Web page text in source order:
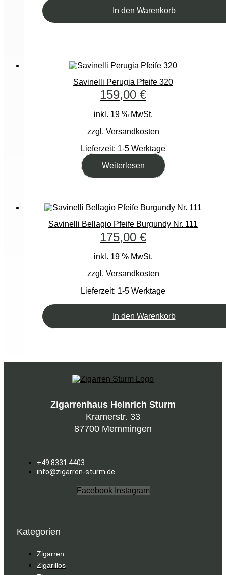
In den Warenkorb
Savinelli Perugia Pfeife 320
159,00 €
inkl. 19 % MwSt.
zzgl. Versandkosten
Lieferzeit: 1-5 Werktage
Weiterlesen
Savinelli Bellagio Pfeife Burgundy Nr. 111
175,00 €
inkl. 19 % MwSt.
zzgl. Versandkosten
Lieferzeit: 1-5 Werktage
In den Warenkorb
Zigarrenhaus Heinrich Sturm
Kramerstr. 33
87700 Memmingen
+49 8331 4403
info@zigarren-sturm.de
Facebook Instagram
Kategorien
Zigarren
Zigarillos